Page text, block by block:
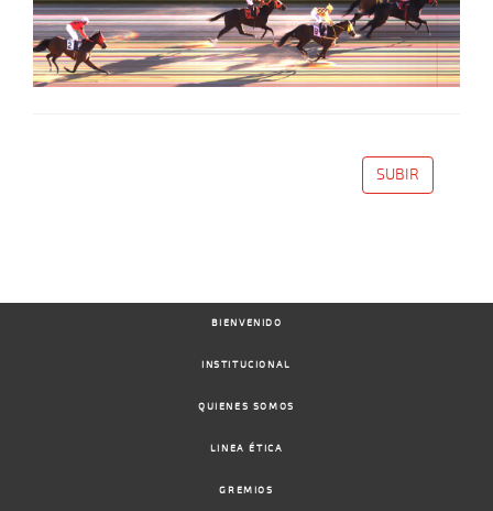
SUBIR
BIENVENIDO
INSTITUCIONAL
QUIENES SOMOS
LINEA ÉTICA
GREMIOS